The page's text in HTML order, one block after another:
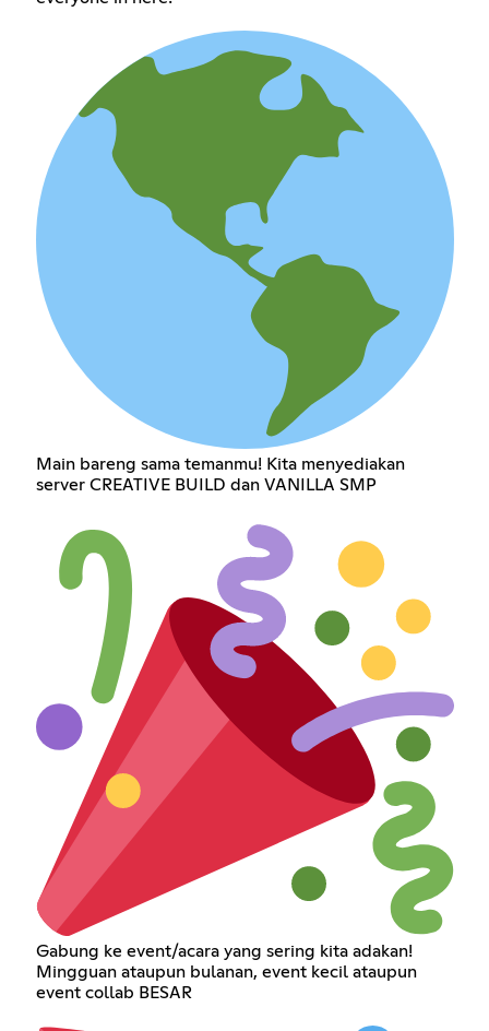
Main bareng sama temanmu! Kita menyediakan
server CREATIVE BUILD dan VANILLA SMP
Gabung ke event/acara yang sering kita adakan!
Mingguan ataupun bulanan, event kecil ataupun
event collab BESAR